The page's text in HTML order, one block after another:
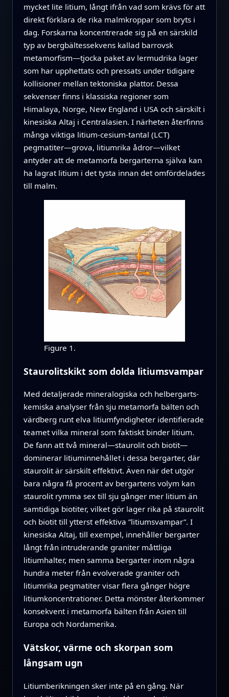
mycket lite litium, långt ifrån vad som krävs för att
direkt förklara de rika malmkroppar som bryts i
dag. Forskarna koncentrerade sig på en särskild
typ av bergbältessekvens kallad barrovsk
metamorfism—tjocka paket av lermudrika lager
som har upphettats och pressats under tidigare
kollisioner mellan tektoniska plattor. Dessa
sekvenser finns i klassiska regioner som
Himalaya, Norge, New England i USA och särskilt i
kinesiska Altaj i Centralasien. I närheten återfinns
många viktiga litium-cesium-tantal (LCT)
pegmatiter—grova, litiumrika ådror—vilket
antyder att de metamorfa bergarterna själva kan
ha lagrat litium i det tysta innan det omfördelades
till malm.
Figure 1.
Staurolitskikt som dolda litiumsvampar
Med detaljerade mineralogiska och helbergarts-
kemiska analyser från sju metamorfa bälten och
värdberg runt elva litiumfyndigheter identifierade
teamet vilka mineral som faktiskt binder litium.
De fann att två mineral—staurolit och biotit—
dominerar litiuminnehållet i dessa bergarter, där
staurolit är särskilt effektivt. Även när det utgör
bara några få procent av bergartens volym kan
staurolit rymma sex till sju gånger mer litium än
samtidiga biotiter, vilket gör lager rika på staurolit
och biotit till ytterst effektiva ”litiumsvampar”. I
kinesiska Altaj, till exempel, innehåller bergarter
långt från intruderande graniter måttliga
litiumhalter, men samma bergarter inom några
hundra meter från evolverade graniter och
litiumrika pegmatiter visar flera gånger högre
litiumkoncentrationer. Detta mönster återkommer
konsekvent i metamorfa bälten från Asien till
Europa och Nordamerika.
Vätskor, värme och skorpan som
långsam ugn
Litiumberikningen sker inte på en gång. När